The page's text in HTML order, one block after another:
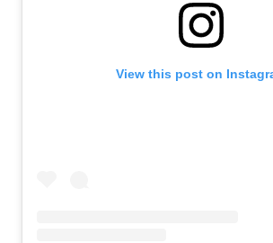
View this post on